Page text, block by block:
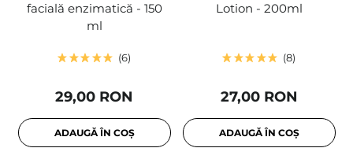
facială enzimatică - 150
ml
6
29,00 RON
ADAUGĂ ÎN COȘ
Lotion - 200ml
8
27,00 RON
ADAUGĂ ÎN COȘ